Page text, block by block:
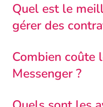
Quel est le
gérer des
Combien
Messenger ?